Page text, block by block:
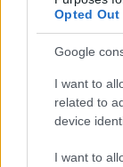
Opted Out
Google
I want to
related to
device
I want to